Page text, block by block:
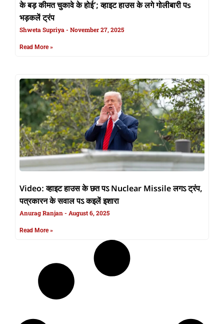
के बड़ कीमत चुकावे के होई’; व्हाइट हाउस के लगे गोलीबारी पs
भड़कलें ट्रंप
Shweta Supriya November 27, 2025
Read More »
Video: व्हाइट हाउस के छत पऽ Nuclear Missile लगऽ ट्रंप,
पत्रकारन के सवाल पऽ कइलें इशारा
Anurag Ranjan August 6, 2025
Read More »